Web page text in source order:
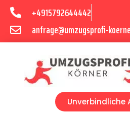
+4915792644442
anfrage@umzugsprofi-
Unverbindliche